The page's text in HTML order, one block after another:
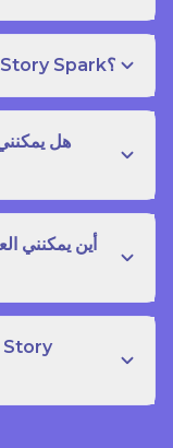
من ينشئ كتب قصص في مكتبة مجتمع Story Spark؟
هل
أين يمكنني